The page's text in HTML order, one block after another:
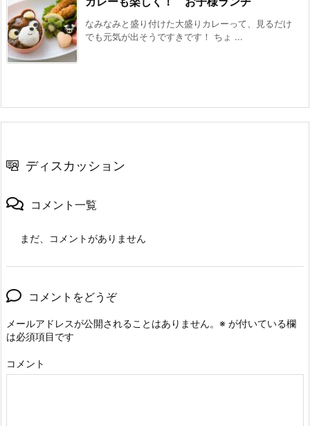
なみなみと盛り付けた大盛りカレーって、見るだけ
でも元気が出そうですきです！ ちょ ...
ディスカッション
コメント一覧
まだ、コメントがありません
コメントをどうぞ
メールアドレスが公開されることはありません。 ※ が付いている欄
は必須項目です
コメント